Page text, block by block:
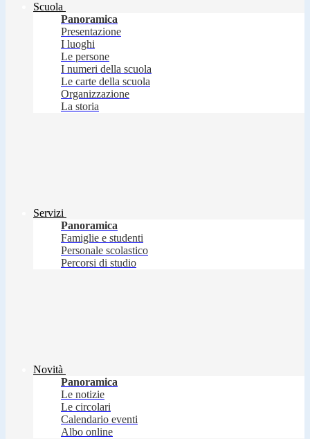
Scuola
Panoramica
Presentazione
I luoghi
Le persone
I numeri della scuola
Le carte della scuola
Organizzazione
La storia
Servizi
Panoramica
Famiglie e studenti
Personale scolastico
Percorsi di studio
Novità
Panoramica
Le notizie
Le circolari
Calendario eventi
Albo online